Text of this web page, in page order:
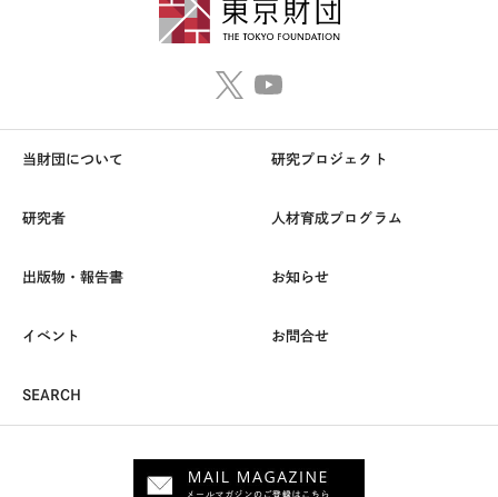
当財団について 研究プロジェクト
研究者 人材育成プログラム
出版物・報告書 お知らせ
イベント お問合せ
SEARCH